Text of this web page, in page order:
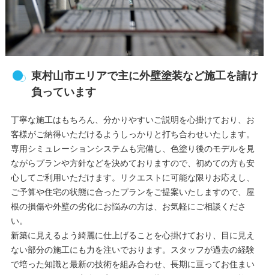
東村山市エリアで主に外壁塗装など施工を請け
負っています
丁寧な施工はもちろん、分かりやすいご説明を心掛けており、お
客様がご納得いただけるようしっかりと打ち合わせいたします。
専用シミュレーションシステムも完備し、色塗り後のモデルを見
ながらプランや方針などを決めておりますので、初めての方も安
心してご利用いただけます。リクエストに可能な限りお応えし、
ご予算や住宅の状態に合ったプランをご提案いたしますので、屋
根の損傷や外壁の劣化にお悩みの方は、お気軽にご相談くださ
い。
新築に見えるよう綺麗に仕上げることを心掛けており、目に見え
ない部分の施工にも力を注いでおります。スタッフが過去の経験
で培った知識と最新の技術を組み合わせ、長期に亘ってお住まい